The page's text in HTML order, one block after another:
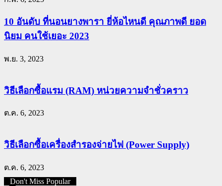
10 อันดับ ที่นอนยางพารา ยี่ห้อไหนดี คุณภาพดี ยอด
นิยม คนใช้เยอะ 2023
พ.ย. 3, 2023
วิธีเลือกซื้อแรม (RAM) หน่วยความจำชั่วคราว
ต.ค. 6, 2023
วิธีเลือกซื้อเครื่องสำรองจ่ายไฟ (Power Supply)
ต.ค. 6, 2023
Don't Miss Popular